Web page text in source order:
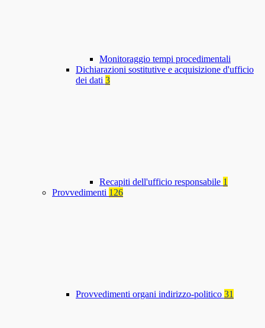
Monitoraggio tempi procedimentali
Dichiarazioni sostitutive e acquisizione d'ufficio
dei dati 3
Recapiti dell'ufficio responsabile 1
Provvedimenti 126
Provvedimenti organi indirizzo-politico 31